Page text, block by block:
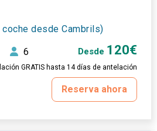
desde Cambrils)
6 Desde 120€
GRATIS hasta 14 días de antelación
Reserva ahora